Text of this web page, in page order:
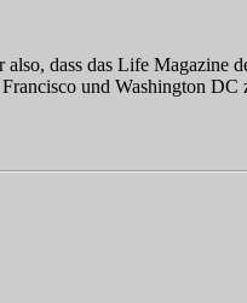
dass das Life
und Washington